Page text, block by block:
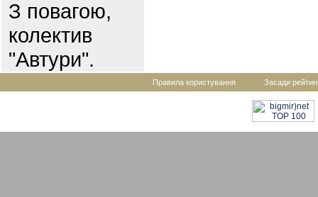
З повагою,
колектив
"Автури".
Правила користування Засади